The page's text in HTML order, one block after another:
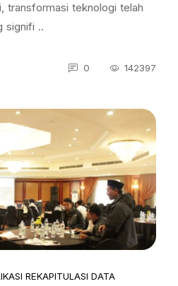
transformasi teknologi telah
signifi ..
0 142397
REKAPITULASI DATA